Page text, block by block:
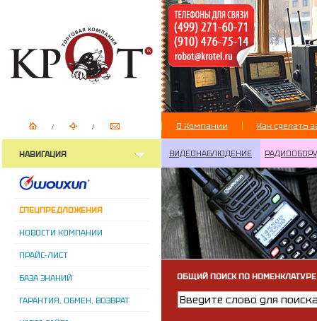
О Компании Как сделать
НАВИГАЦИЯ
СПЕЦПРЕДЛОЖЕНИЯ
НОВОСТИ КОМПАНИИ
ПРАЙС-ЛИСТ
БАЗА ЗНАНИЙ
ГАРАНТИЯ, ОБМЕН, ВОЗВРАТ
ВИДЕОНАБЛЮДЕНИЕ
ОБЩИЙ ПОИСК ПО НОМЕНКЛАТУРЕ